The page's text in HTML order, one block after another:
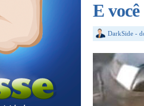
E
DarkSide -